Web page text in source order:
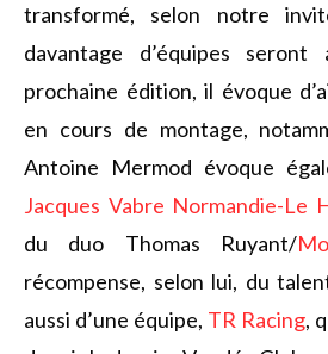
transformé, selon notre
davantage d’équipes
prochaine édition, il évoque
en cours de montage,
Antoine Mermod évoque
Jacques Vabre Normandie-Le
du duo Thomas Ruyant/
récompense, selon lui, du
aussi d’une équipe, TR Racing,